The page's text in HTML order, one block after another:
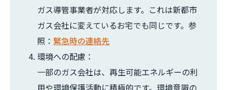
ガス導管事業者が対応します。これは新都市
ガス会社に変えているお宅でも同じです。参
照： 緊急時の連絡先
環境への配慮：
一部のガス会社は、再生可能エネルギーの利
用や環境保護活動に積極的です。環境意識の